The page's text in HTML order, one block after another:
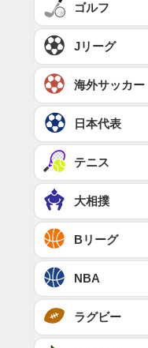
ゴルフ
Jリーグ
海外サッカー
日本代表
テニス
大相撲
Bリーグ
NBA
ラグビー